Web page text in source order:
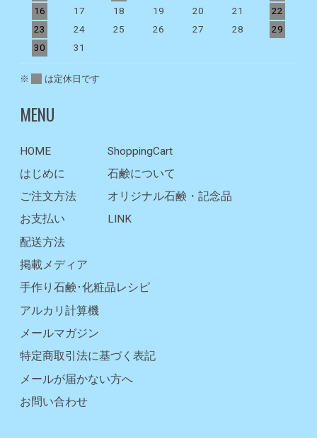
16
17 18 19 20 21
22
23
24 25 26 27 28
29
30
31
※ は定休日です
MENU
HOME
はじめに
ご注文方法
お支払い
ShoppingCart
石鹸について
オリジナル石鹸・記念品
LINK
配送方法
掲載メディア
手作り石鹸･化粧品レシピ
アルカリ計算機
メールマガジン
特定商取引法に基づく表記
メールが届かない方へ
お問い合わせ